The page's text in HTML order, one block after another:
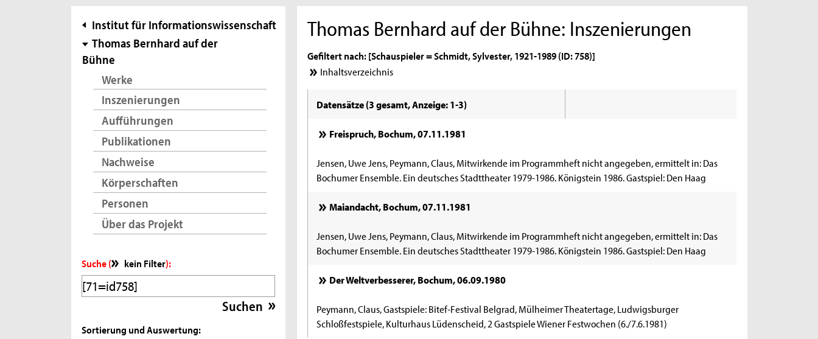
Subnavigation
Institut für Informationswissenschaft
Thomas Bernhard auf der
Bühne
Werke
Inszenierungen
Aufführungen
Publikationen
Nachweise
Körperschaften
Personen
Über das Projekt
Suche ( kein Filter):
Sortierung und Auswertung:
Thomas Bernhard auf der Bühne: Inszenierungen
Gefiltert nach: [Schauspieler = Schmidt, Sylvester, 1921-1989 (ID: 758)]
Inhaltsverzeichnis
Datensätze (3 gesamt, Anzeige: 1-3)
Freispruch, Bochum, 07.11.1981
Jensen, Uwe Jens, Peymann, Claus, Mitwirkende im Programmheft nicht angegeben, ermittelt in: Das
Bochumer Ensemble. Ein deutsches Stadttheater 1979-1986. Königstein 1986. Gastspiel: Den Haag
Maiandacht, Bochum, 07.11.1981
Jensen, Uwe Jens, Peymann, Claus, Mitwirkende im Programmheft nicht angegeben, ermittelt in: Das
Bochumer Ensemble. Ein deutsches Stadttheater 1979-1986. Königstein 1986. Gastspiel: Den Haag
Der Weltverbesserer, Bochum, 06.09.1980
Peymann, Claus, Gastspiele: Bitef-Festival Belgrad, Mülheimer Theatertage, Ludwigsburger
Schloßfestspiele, Kulturhaus Lüdenscheid, 2 Gastspiele Wiener Festwochen (6./7.6.1981)